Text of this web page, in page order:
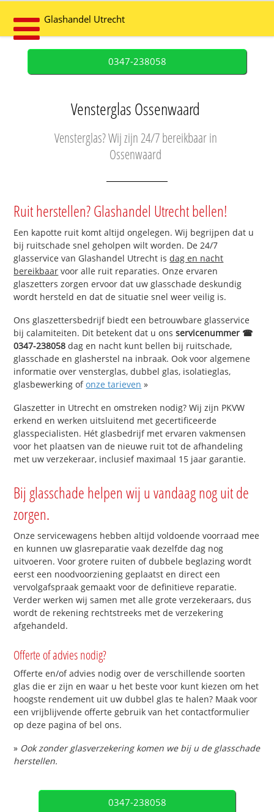
Glashandel Utrecht
0347-238058
Vensterglas Ossenwaard
Vensterglas? Wij zijn 24/7 bereikbaar in
Ossenwaard
Ruit herstellen? Glashandel Utrecht bellen!
Een kapotte ruit komt altijd ongelegen. Wij begrijpen dat u
bij ruitschade snel geholpen wilt worden. De 24/7
glasservice van Glashandel Utrecht isdag en nacht
bereikbaar voor alle ruit reparaties. Onze ervaren
glaszetters zorgen ervoor dat uw glasschade deskundig
wordt hersteld en dat de situatie snel weer veilig is.
Ons glaszettersbedrijf biedt een betrouwbare glasservice
bij calamiteiten. Dit betekent dat u onsservicenummer ☎
0347-238058 dag en nacht kunt bellen bij ruitschade,
glasschade en glasherstel na inbraak. Ook voor algemene
informatie over vensterglas, dubbel glas, isolatieglas,
glasbewerking ofonze tarieven »
Glaszetter in Utrecht en omstreken nodig? Wij zijn PKVW
erkend en werken uitsluitend met gecertificeerde
glasspecialisten. Hét glasbedrijf met ervaren vakmensen
voor het plaatsen van de nieuwe ruit tot de afhandeling
met uw verzekeraar, inclusief maximaal 15 jaar garantie.
Bij glasschade helpen wij u vandaag nog uit de
zorgen.
Onze servicewagens hebben altijd voldoende voorraad mee
en kunnen uw glasreparatie vaak dezelfde dag nog
uitvoeren. Voor grotere ruiten of dubbele beglazing wordt
eerst een noodvoorziening geplaatst en direct een
vervolgafspraak gemaakt voor de definitieve reparatie.
Verder werken wij samen met alle grote verzekeraars, dus
wordt de rekening rechtstreeks met de verzekering
afgehandeld.
Offerte of advies nodig?
Offerte en/of advies nodig over de verschillende soorten
glas die er zijn en waar u het beste voor kunt kiezen om het
hoogste rendement uit uw dubbel glas te halen? Maak voor
een vrijblijvende offerte gebruik van het contactformulier
op deze pagina of bel ons.
» Ook zonder glasverzekering komen we bij u de glasschade
herstellen.
0347-238058